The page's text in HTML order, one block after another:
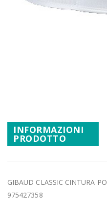
INFORMAZIONI
PRODOTTO
GIBAUD CLASSIC CINTURA
975427358